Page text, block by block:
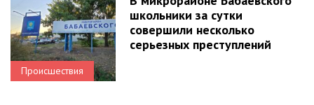
Происшествия
школьники за сутки
совершили несколько
серьезных преступлений